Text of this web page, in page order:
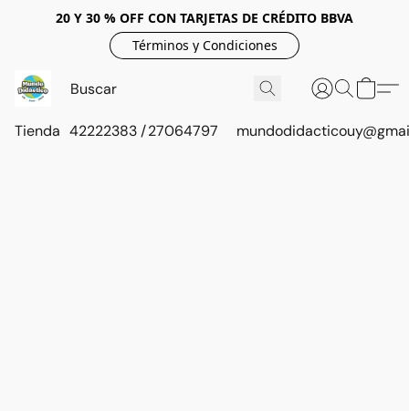
20 Y 30 % OFF CON TARJETAS DE CRÉDITO BBVA
Términos y Condiciones
Tienda 42222383 / 27064797